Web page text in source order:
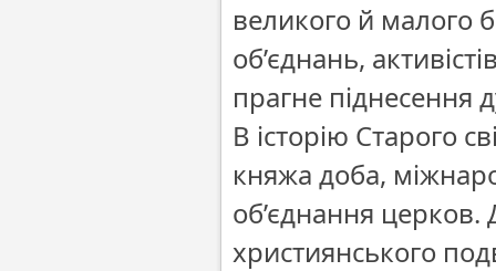
великого й малого
об’єднань,
прагне піднесення
В історію Старого
княжа доба,
об’єднання церков.
християнського